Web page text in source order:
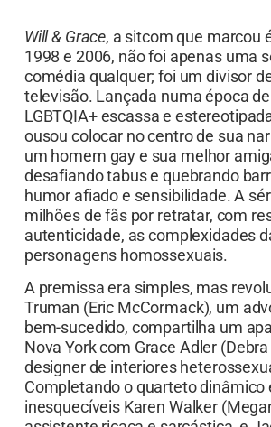
Will & Grace, a sitcom que marcou
1998 e 2006, não foi apenas uma
comédia qualquer; foi um divisor
televisão. Lançada numa época
LGBTQIA+ escassa e
ousou colocar no centro de sua
um homem gay e sua melhor
desafiando tabus e quebrando
humor afiado e sensibilidade. A
milhões de fãs por retratar, com
autenticidade, as complexidades
personagens homossexuais.
A premissa era simples, mas
Truman (Eric McCormack), um
bem-sucedido, compartilha um
Nova York com Grace Adler
designer de interiores
Completando o quarteto dinâmico
inesquecíveis Karen Walker